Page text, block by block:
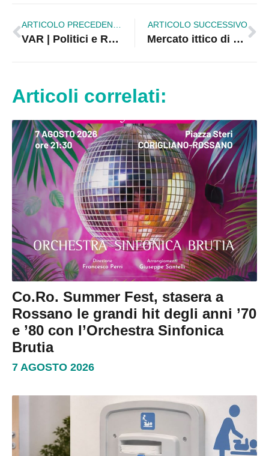
VAR | Politici e Reel: il vero problema non è il video, ma il messaggio | VIDEO
ARTICOLO SUCCESSIVO
Mercato ittico di Schiavonea, pubblicato il bando per l’assegnazione dei box esterni
Articoli correlati:
Co.Ro. Summer Fest, stasera a
Rossano le grandi hit degli anni ’70
e ’80 con l’Orchestra Sinfonica
Brutia
7 AGOSTO 2026